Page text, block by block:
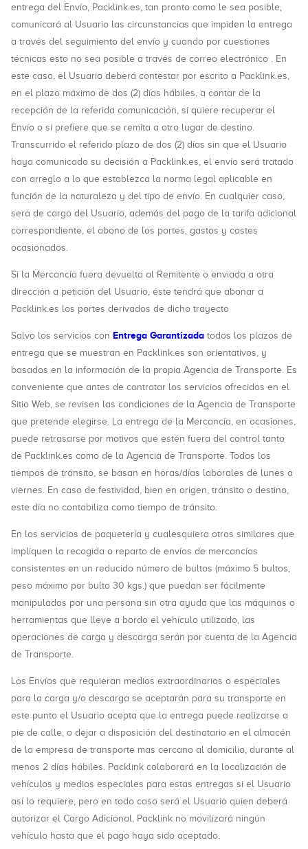
entrega del Envío, Packlink.es, tan pronto como le sea posible,
comunicará al Usuario las circunstancias que impiden la entrega
a través del seguimiento del envío y cuando por cuestiones
técnicas esto no sea posible a través de correo electrónico . En
este caso, el Usuario deberá contestar por escrito a Packlink.es,
en el plazo máximo de dos (2) días hábiles, a contar de la
recepción de la referida comunicación, si quiere recuperar el
Envío o si prefiere que se remita a otro lugar de destino.
Transcurrido el referido plazo de dos (2) días sin que el Usuario
haya comunicado su decisión a Packlink.es, el envío será tratado
con arreglo a lo que establezca la norma legal aplicable en
función de la naturaleza y del tipo de envío. En cualquier caso,
será de cargo del Usuario, además del pago de la tarifa adicional
correspondiente, el abono de los portes, gastos y costes
ocasionados.
Si la Mercancía fuera devuelta al Remitente o enviada a otra
dirección a petición del Usuario, éste tendrá que abonar a
Packlink.es los portes derivados de dicho trayecto
Salvo los servicios con Entrega Garantizada todos los plazos de
entrega que se muestran en Packlink.es son orientativos, y
basados en la información de la propia Agencia de Transporte. Es
conveniente que antes de contratar los servicios ofrecidos en el
Sitio Web, se revisen las condiciones de la Agencia de Transporte
que pretende elegirse. La entrega de la Mercancía, en ocasiones,
puede retrasarse por motivos que estén fuera del control tanto
de Packlink.es como de la Agencia de Transporte. Todos los
tiempos de tránsito, se basan en horas/días laborales de lunes a
viernes. En caso de festividad, bien en origen, tránsito o destino,
este día no contabiliza como tiempo de tránsito.
En los servicios de paquetería y cualesquiera otros similares que
impliquen la recogida o reparto de envíos de mercancías
consistentes en un reducido número de bultos (máximo 5 bultos,
peso máximo por bulto 30 kgs.) que puedan ser fácilmente
manipulados por una persona sin otra ayuda que las máquinas o
herramientas que lleve a bordo el vehículo utilizado, las
operaciones de carga y descarga serán por cuenta de la Agencia
de Transporte.
Los Envíos que requieran medios extraordinarios o especiales
para la carga y/o descarga se aceptarán para su transporte en
este punto el Usuario acepta que la entrega puede realizarse a
pie de calle, o dejar a disposición del destinatario en el almacén
de la empresa de transporte mas cercano al domicilio, durante al
menos 2 días hábiles. Packlink colaborará en la localización de
vehículos y medios especiales para estas entregas si el Usuario
así lo requiere, pero en todo caso será el Usuario quien deberá
autorizar el Cargo Adicional, Packlink no movilizará ningún
vehículo hasta que el pago haya sido aceptado.